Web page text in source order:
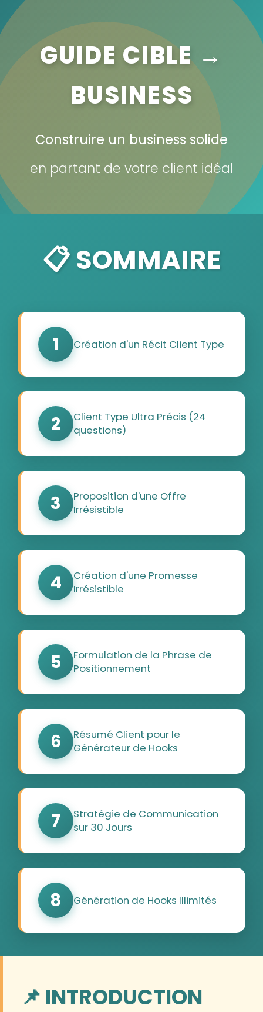
GUIDE CIBLE →
BUSINESS
Construire un business solide
en partant de votre client idéal
📋 SOMMAIRE
1 Création d'un Récit Client Type
2
Client Type Ultra Précis (24
questions)
3
Proposition d'une Offre
Irrésistible
4
Création d'une Promesse
Irrésistible
5
Formulation de la Phrase de
Positionnement
6
Résumé Client pour le
Générateur de Hooks
7
Stratégie de Communication
sur 30 Jours
8 Génération de Hooks Illimités
📌 INTRODUCTION